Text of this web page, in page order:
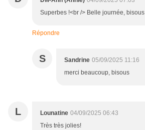
Superbes !<br /> Belle journée, bisous
Répondre
S Sandrine 05/09/2025 11:16
merci beaucoup, bisous
L Lounatine 04/09/2025 06:43
Très très jolies!